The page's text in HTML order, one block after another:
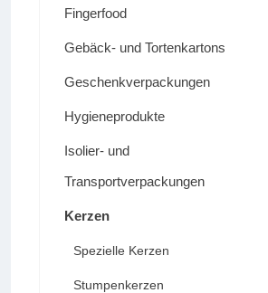
Fingerfood
Gebäck- und Tortenkartons
Geschenkverpackungen
Hygieneprodukte
Isolier- und
Transportverpackungen
Kerzen
Spezielle Kerzen
Stumpenkerzen